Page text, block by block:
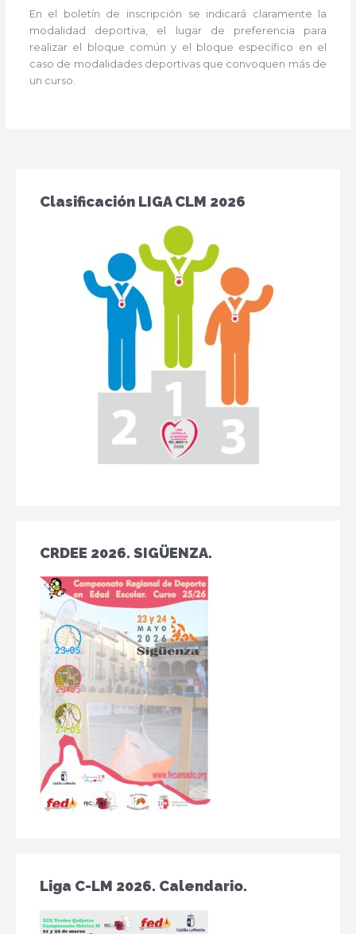
En el boletín de inscripción se indicará claramente la
modalidad deportiva, el lugar de preferencia para
realizar el bloque común y el bloque específico en el
caso de modalidades deportivas que convoquen más de
un curso.
Clasificación LIGA CLM 2026
CRDEE 2026. SIGÜENZA.
Liga C-LM 2026. Calendario.